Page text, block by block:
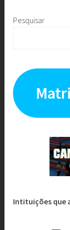
Pesquisar
Intituições que